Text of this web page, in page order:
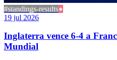
#standings-results
19 jul 2026
Inglaterra vence 6-4 a
Mundial